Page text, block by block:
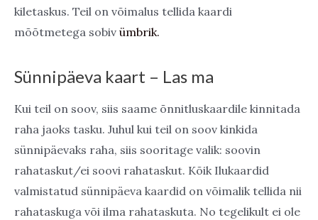
kiletaskus. Teil on võimalus tellida kaardi
mõõtmetega sobiv ümbrik.
Sünnipäeva kaart – Las ma
Kui teil on soov, siis saame õnnitluskaardile kinnitada
raha jaoks tasku. Juhul kui teil on soov kinkida
sünnipäevaks raha, siis sooritage valik: soovin
rahataskut/ei soovi rahataskut. Kõik Ilukaardid
valmistatud sünnipäeva kaardid on võimalik tellida nii
rahataskuga või ilma rahataskuta. No tegelikult ei ole